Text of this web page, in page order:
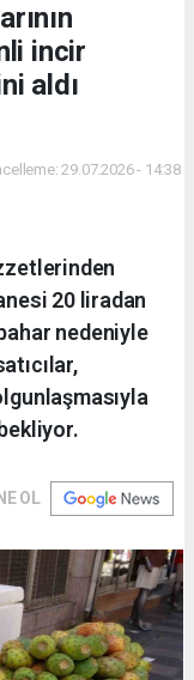
incir
aldı
29.07.2026 - 14:38
20 liradan
nedeniyle
OL